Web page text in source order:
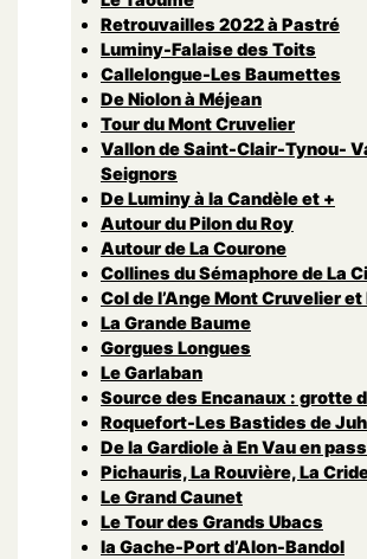
Retrouvailles 2022 à Pastré
Luminy-Falaise des Toits
Callelongue-Les Baumettes
De Niolon à Méjean
Tour du Mont Cruvelier
Vallon de Saint-Clair-Tynou-
Seignors
De Luminy à la Candèle et +
Autour du Pilon du Roy
Autour de La Courone
Collines du Sémaphore de La
Col de l’Ange Mont Cruvelier et
La Grande Baume
Gorgues Longues
Le Garlaban
Source des Encanaux : grotte
Roquefort-Les Bastides de
De la Gardiole à En Vau en
Pichauris, La Rouvière, La
Le Grand Caunet
Le Tour des Grands Ubacs
la Gache-Port d’Alon-Bandol